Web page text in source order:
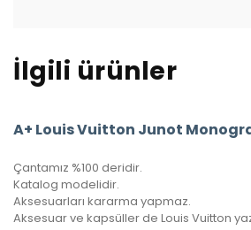
İlgili ürünler
Çantamız %100 deridir.
Katalog modelidir.
Aksesuarları kararma yapmaz.
Aksesuar ve kapsüller de Louis Vuitton